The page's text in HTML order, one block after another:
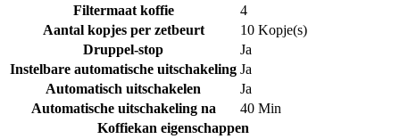
Filtermaat koffie
4
Aantal kopjes per zetbeurt
10 Kopje(s)
Druppel-stop
Ja
Instelbare automatische uitschakeling Ja
Automatisch uitschakelen
Ja
Automatische uitschakeling na
40 Min
Koffiekan eigenschappen